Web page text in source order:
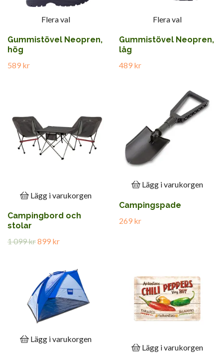
Flera val
Gummistövel Neopren,
hög
589 kr
Flera val
Gummistövel Neopren,
låg
489 kr
Lägg i varukorgen
Campingbord och
stolar
1 099 kr899 kr
Lägg i varukorgen
Campingspade
269 kr
Lägg i varukorgen
Lägg i varukorgen